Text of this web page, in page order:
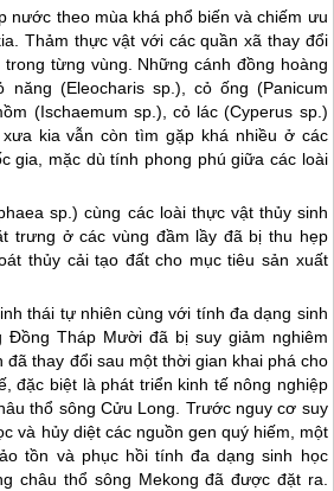
nước theo mùa khá phổ biến và chiếm ưu
Thảm thực vật với các quần xã thay đổi
từng vùng. Những cánh đồng hoàng
năng (Eleocharis sp.), cỏ ống (Panicum
(Ischaemum sp.), cỏ lác (Cyperus sp.)
kia vẫn còn tìm gặp khá nhiều ở các
gia, mặc dù tính phong phú giữa các loài
sp.) cùng các loài thực vật thủy sinh
trưng ở các vùng đầm lầy đã bị thu hẹp
thủy cải tạo đất cho mục tiêu sản xuất
thái tự nhiên cùng với tính đa dạng sinh
Đồng Tháp Mười đã bị suy giảm nghiêm
đã thay đổi sau một thời gian khai phá cho
đặc biệt là phát triển kinh tế nông nghiệp
thổ sông Cửu Long. Trước nguy cơ suy
và hủy diệt các nguồn gen quý hiếm, một
tồn và phục hồi tính đa dạng sinh học
châu thổ sông Mekong đã được đặt ra.